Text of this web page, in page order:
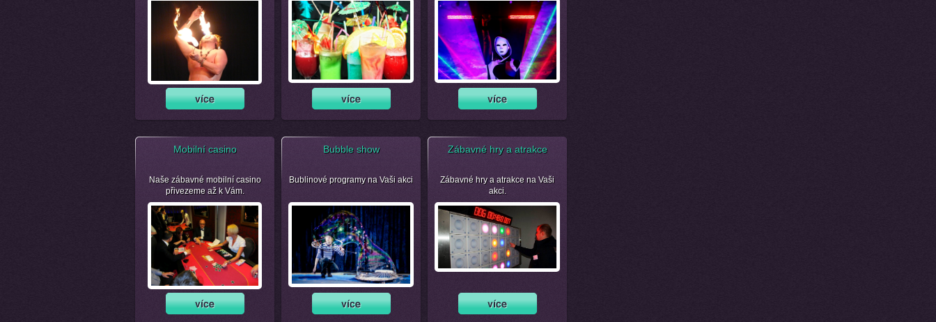
Mobilní casino
Naše zábavné mobilní casino
přivezeme až k Vám.
Bubble show
Bublinové programy na Vaši akci
Zábavné hry a atrakce
Zábavné hry a atrakce na Vaši
akci.